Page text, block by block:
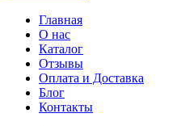
составляла
29
900 .
Главная
О нас
Каталог
Отзывы
Оплата и Доставка
Блог
Контакты